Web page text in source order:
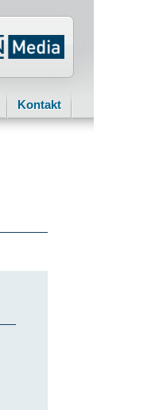
Kontakt